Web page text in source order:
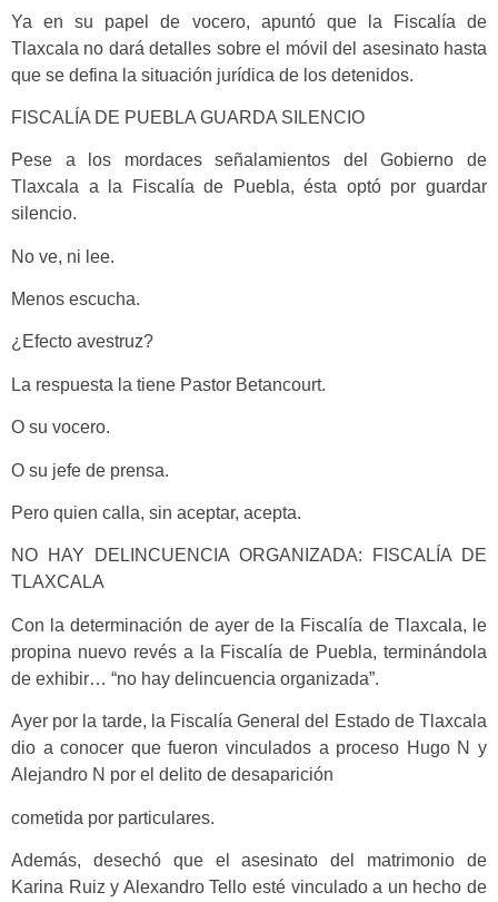
Ya en su papel de vocero, apuntó que la Fiscalía de
Tlaxcala no dará detalles sobre el móvil del asesinato hasta
que se defina la situación jurídica de los detenidos.
FISCALÍA DE PUEBLA GUARDA SILENCIO
Pese a los mordaces señalamientos del Gobierno de
Tlaxcala a la Fiscalía de Puebla, ésta optó por guardar
silencio.
No ve, ni lee.
Menos escucha.
¿Efecto avestruz?
La respuesta la tiene Pastor Betancourt.
O su vocero.
O su jefe de prensa.
Pero quien calla, sin aceptar, acepta.
NO HAY DELINCUENCIA ORGANIZADA: FISCALÍA DE
TLAXCALA
Con la determinación de ayer de la Fiscalía de Tlaxcala, le
propina nuevo revés a la Fiscalía de Puebla, terminándola
de exhibir… “no hay delincuencia organizada”.
Ayer por la tarde, la Fiscalía General del Estado de Tlaxcala
dio a conocer que fueron vinculados a proceso Hugo N y
Alejandro N por el delito de desaparición
cometida por particulares.
Además, desechó que el asesinato del matrimonio de
Karina Ruiz y Alexandro Tello esté vinculado a un hecho de